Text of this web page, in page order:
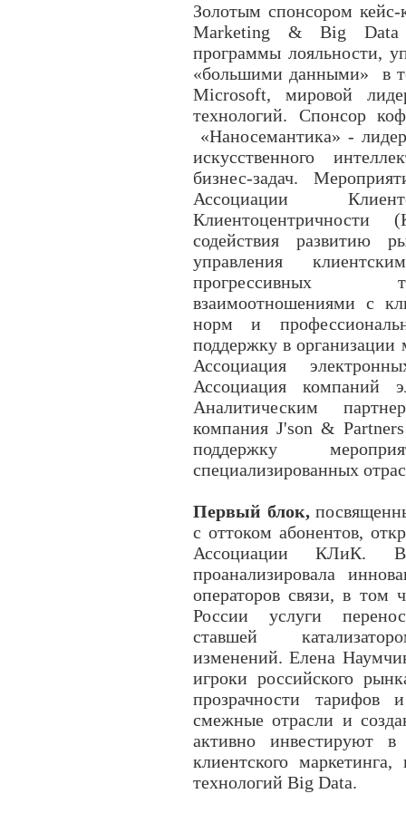
Золотым спонсором
Marketing & Big Data
программы лояльности,
«большими данными» в
Microsoft, мировой
технологий. Спонсор
«Наносемантика» -
искусственного
бизнес-задач.
Ассоциации
содействия развитию
управления
прогрессивных
взаимоотношениями с
норм и
поддержку в организации
Ассоциация
Ассоциация компаний
Аналитическим
компания J'son &
поддержку
специализированных
Первый блок,
с оттоком абонентов,
Ассоциации КЛиК.
проанализировала
операторов связи, в том
России услуги
ставшей
изменений. Елена
игроки российского
прозрачности тарифов
смежные отрасли и
активно инвестируют
клиентского
технологий Big Data.